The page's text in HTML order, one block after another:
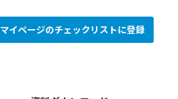
マイページのチェックリストに登録